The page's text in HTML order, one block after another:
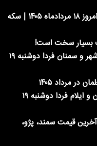
بروزرسانی لحظه ای قیمت طلا و سکه امروز ۱۸ مردادماه ۱۴۰۵ | سکه
بسیار سخت است!
وضعیت تعطیلی ادارات خوزستان و بوشهر و سمنان فردا دوشنبه ۱۹
در مرداد ۱۴۰۵
وضعیت تعطیلی ادارات همدان و زنجان و ایلام فردا دوشنبه ۱۹
قیمت سمند، پژو،